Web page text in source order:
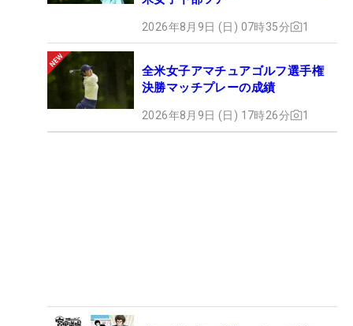
2026年8月9日 (日) 07時35分 1
全米女子アマチュアゴルフ選手権
決勝マッチプレーの成績
2026年8月9日 (日) 17時26分 1